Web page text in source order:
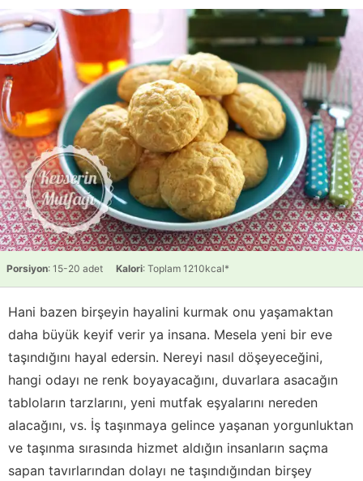
Porsiyon: 15-20 adet Kalori: Toplam 1210kcal*
Hani bazen birşeyin hayalini kurmak onu yaşamaktan
daha büyük keyif verir ya insana. Mesela yeni bir eve
taşındığını hayal edersin. Nereyi nasıl döşeyeceğini,
hangi odayı ne renk boyayacağını, duvarlara asacağın
tabloların tarzlarını, yeni mutfak eşyalarını nereden
alacağını, vs. İş taşınmaya gelince yaşanan yorgunluktan
ve taşınma sırasında hizmet aldığın insanların saçma
sapan tavırlarından dolayı ne taşındığından birşey